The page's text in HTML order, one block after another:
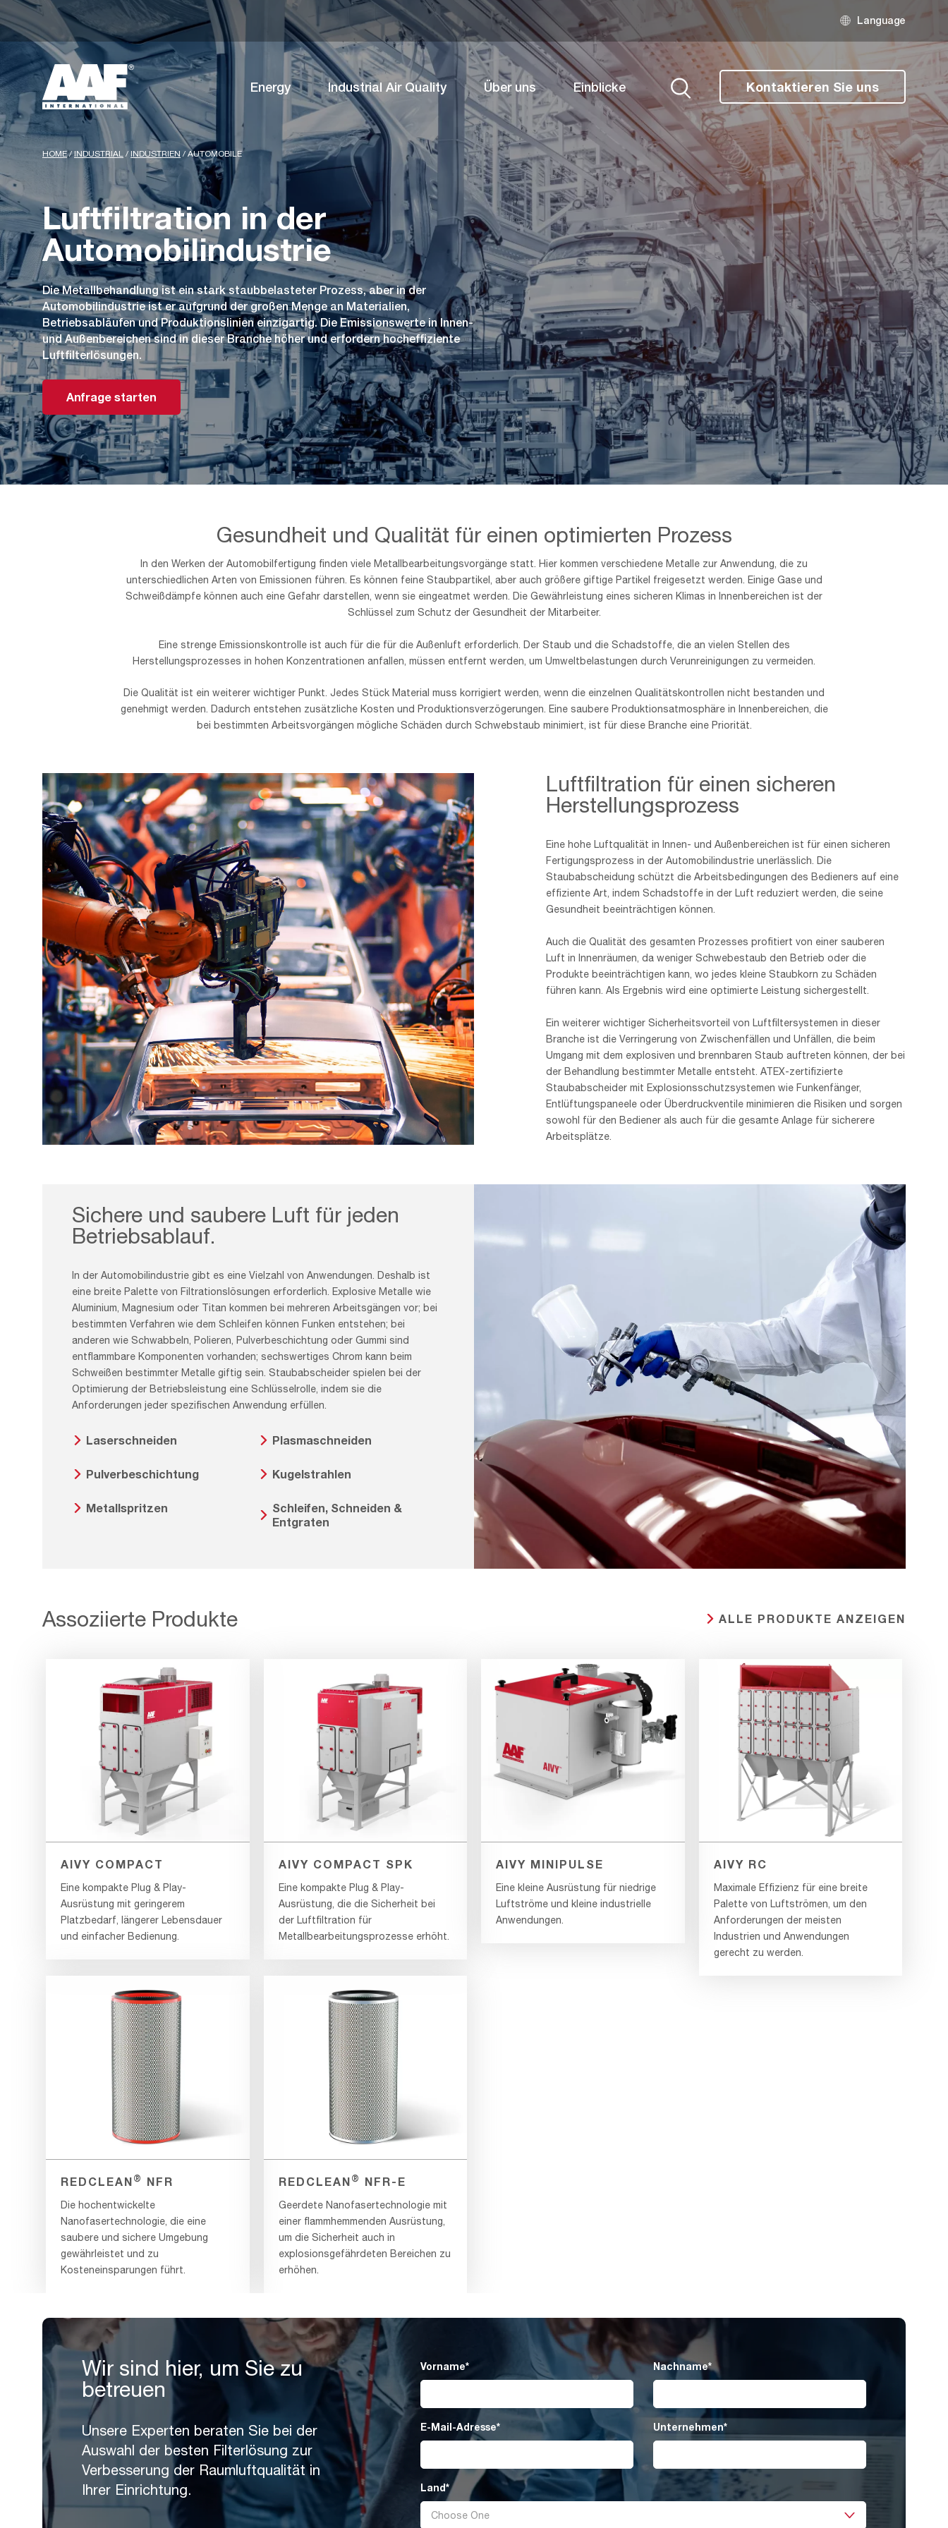
Language
Suche Kontaktieren Sie uns
Energy Industrial Air Quality Über uns Einblicke
HOME/INDUSTRIAL / INDUSTRIEN / AUTOMOBILE
Luftfiltration in der
Automobilindustrie
Die Metallbehandlung ist ein stark staubbelasteter Prozess, aber in der
Automobilindustrie ist er aufgrund der großen Menge an Materialien,
Betriebsabläufen und Produktionslinien einzigartig. Die Emissionswerte in Innen-
und Außenbereichen sind in dieser Branche höher und erfordern hocheffiziente
Luftfilterlösungen.
Anfrage starten
Gesundheit und Qualität für einen optimierten Prozess
In den Werken der Automobilfertigung finden viele Metallbearbeitungsvorgänge statt. Hier kommen verschiedene Metalle zur Anwendung, die zu
unterschiedlichen Arten von Emissionen führen. Es können feine Staubpartikel, aber auch größere giftige Partikel freigesetzt werden. Einige Gase und
Schweißdämpfe können auch eine Gefahr darstellen, wenn sie eingeatmet werden. Die Gewährleistung eines sicheren Klimas in Innenbereichen ist der
Schlüssel zum Schutz der Gesundheit der Mitarbeiter.
Eine strenge Emissionskontrolle ist auch für die für die Außenluft erforderlich. Der Staub und die Schadstoffe, die an vielen Stellen des
Herstellungsprozesses in hohen Konzentrationen anfallen, müssen entfernt werden, um Umweltbelastungen durch Verunreinigungen zu vermeiden.
Die Qualität ist ein weiterer wichtiger Punkt. Jedes Stück Material muss korrigiert werden, wenn die einzelnen Qualitätskontrollen nicht bestanden und
genehmigt werden. Dadurch entstehen zusätzliche Kosten und Produktionsverzögerungen. Eine saubere Produktionsatmosphäre in Innenbereichen, die
bei bestimmten Arbeitsvorgängen mögliche Schäden durch Schwebstaub minimiert, ist für diese Branche eine Priorität.
The,Arm,Of,A,Car,Production,Line
Luftfiltration für einen sicheren
Herstellungsprozess
Eine hohe Luftqualität in Innen- und Außenbereichen ist für einen sicheren
Fertigungsprozess in der Automobilindustrie unerlässlich. Die
Staubabscheidung schützt die Arbeitsbedingungen des Bedieners auf eine
effiziente Art, indem Schadstoffe in der Luft reduziert werden, die seine
Gesundheit beeinträchtigen können.
Auch die Qualität des gesamten Prozesses profitiert von einer sauberen
Luft in Innenräumen, da weniger Schwebestaub den Betrieb oder die
Produkte beeinträchtigen kann, wo jedes kleine Staubkorn zu Schäden
führen kann. Als Ergebnis wird eine optimierte Leistung sichergestellt.
Ein weiterer wichtiger Sicherheitsvorteil von Luftfiltersystemen in dieser
Branche ist die Verringerung von Zwischenfällen und Unfällen, die beim
Umgang mit dem explosiven und brennbaren Staub auftreten können, der bei
der Behandlung bestimmter Metalle entsteht. ATEX-zertifizierte
Staubabscheider mit Explosionsschutzsystemen wie Funkenfänger,
Entlüftungspaneele oder Überdruckventile minimieren die Risiken und sorgen
sowohl für den Bediener als auch für die gesamte Anlage für sicherere
Arbeitsplätze.
Car,Painter,In,Protective,Clothes,And,Mask,Painting,Automobile,Bumper
Sichere und saubere Luft für jeden
Betriebsablauf.
In der Automobilindustrie gibt es eine Vielzahl von Anwendungen. Deshalb ist
eine breite Palette von Filtrationslösungen erforderlich. Explosive Metalle wie
Aluminium, Magnesium oder Titan kommen bei mehreren Arbeitsgängen vor; bei
bestimmten Verfahren wie dem Schleifen können Funken entstehen; bei
anderen wie Schwabbeln, Polieren, Pulverbeschichtung oder Gummi sind
entflammbare Komponenten vorhanden; sechswertiges Chrom kann beim
Schweißen bestimmter Metalle giftig sein. Staubabscheider spielen bei der
Optimierung der Betriebsleistung eine Schlüsselrolle, indem sie die
Anforderungen jeder spezifischen Anwendung erfüllen.
Laserschneiden Plasmaschneiden
Pulverbeschichtung Kugelstrahlen
Metallspritzen
Schleifen, Schneiden &
Entgraten
Assoziierte Produkte ALLE PRODUKTE ANZEIGEN
AIVY COMPACT
Eine kompakte Plug & Play-
Ausrüstung mit geringerem
Platzbedarf, längerer Lebensdauer
und einfacher Bedienung.
AIVY COMPACT SPK
Eine kompakte Plug & Play-
Ausrüstung, die die Sicherheit bei
der Luftfiltration für
Metallbearbeitungsprozesse erhöht.
AIVY MINIPULSE
Eine kleine Ausrüstung für niedrige
Luftströme und kleine industrielle
Anwendungen.
AIVY RC
Maximale Effizienz für eine breite
Palette von Luftströmen, um den
Anforderungen der meisten
Industrien und Anwendungen
gerecht zu werden.
REDCLEAN ® NFR
Die hochentwickelte
Nanofasertechnologie, die eine
saubere und sichere Umgebung
gewährleistet und zu
Kosteneinsparungen führt.
REDCLEAN ® NFR-E
Geerdete Nanofasertechnologie mit
einer flammhemmenden Ausrüstung,
um die Sicherheit auch in
explosionsgefährdeten Bereichen zu
erhöhen.
Wir sind hier, um Sie zu
betreuen
Unsere Experten beraten Sie bei der
Auswahl der besten Filterlösung zur
Verbesserung der Raumluftqualität in
Ihrer Einrichtung.
Vorname* Nachname*
E-Mail-Adresse* Unternehmen*
Land*